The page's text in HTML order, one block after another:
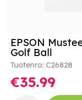
EPSON
Golf Ball
Tuotenro: C26828
€35.99